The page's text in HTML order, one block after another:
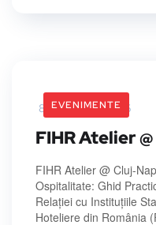
EVENIMENTE
8 September 2026
FIHR Atelier
FIHR Atelier @ Cluj-
Ospitalitate: Ghid
Relației cu Instituțiile
Hoteliere din România